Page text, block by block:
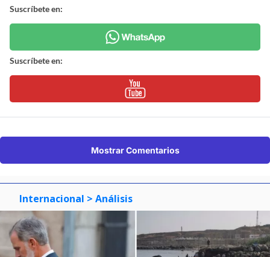
Suscríbete en:
Suscríbete en:
Mostrar Comentarios
Internacional > Análisis